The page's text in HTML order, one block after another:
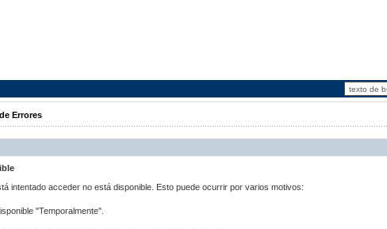
Errores
intentado acceder no está disponible. Esto puede ocurrir por varios motivos:
"Temporalmente".